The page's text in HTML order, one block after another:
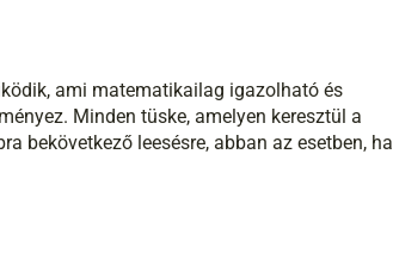
ami matematikailag igazolható és
Minden tüske, amelyen keresztül a
bekövetkező leesésre, abban az esetben, ha